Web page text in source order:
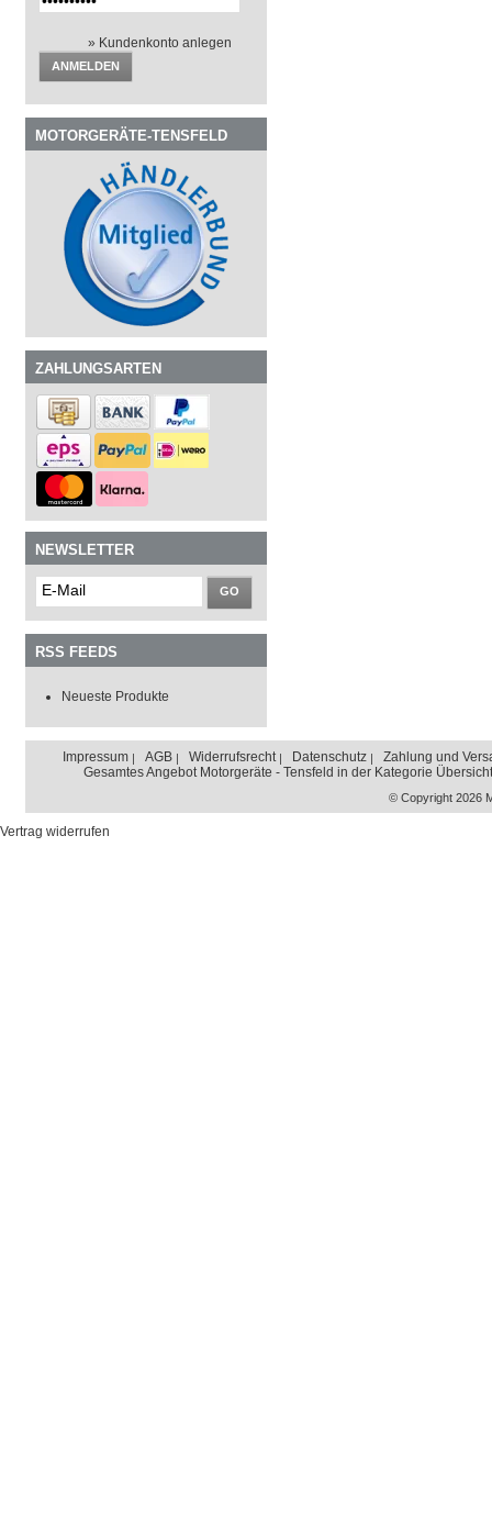
» Kundenkonto anlegen
ANMELDEN
MOTORGERÄTE-TENSFELD
ZAHLUNGSARTEN
NEWSLETTER
GO
RSS FEEDS
Neueste Produkte
Impressum AGB Widerrufsrecht Datenschutz
Zahlung und
Gesamtes Angebot Motorgeräte - Tensfeld in der Kategorie Übersicht
© Copyright 2026
Vertrag widerrufen